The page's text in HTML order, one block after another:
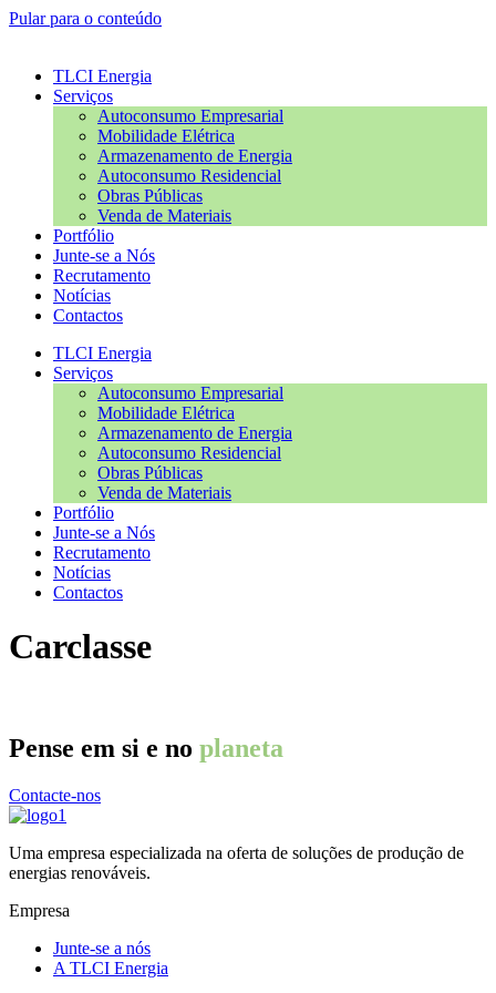
Pular para o conteúdo
TLCI Energia
Serviços
Autoconsumo Empresarial
Mobilidade Elétrica
Armazenamento de Energia
Autoconsumo Residencial
Obras Públicas
Venda de Materiais
Portfólio
Junte-se a Nós
Recrutamento
Notícias
Contactos
TLCI Energia
Serviços
Autoconsumo Empresarial
Mobilidade Elétrica
Armazenamento de Energia
Autoconsumo Residencial
Obras Públicas
Venda de Materiais
Portfólio
Junte-se a Nós
Recrutamento
Notícias
Contactos
Carclasse
Pense em si e no planeta
Contacte-nos
Uma empresa especializada na oferta de soluções de produção de
energias renováveis.
Empresa
Junte-se a nós
A TLCI Energia